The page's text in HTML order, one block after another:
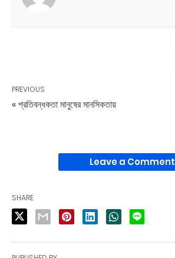
PREVIOUS
« প্রতিবন্ধকতা মানুষের মানসিকতায়
Leave a Comment
SHARE